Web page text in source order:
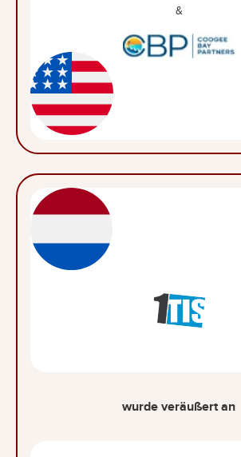
&
wurde veräußert an